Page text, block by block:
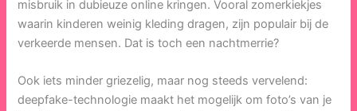
misbruik in dubieuze online kringen. Vooral zomerkiekjes
waarin kinderen weinig kleding dragen, zijn populair bij de
verkeerde mensen. Dat is toch een nachtmerrie?
Ook iets minder griezelig, maar nog steeds vervelend:
deepfake-technologie maakt het mogelijk om foto’s van je